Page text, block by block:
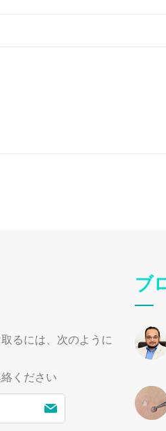
るには、次のように
ください
ブ